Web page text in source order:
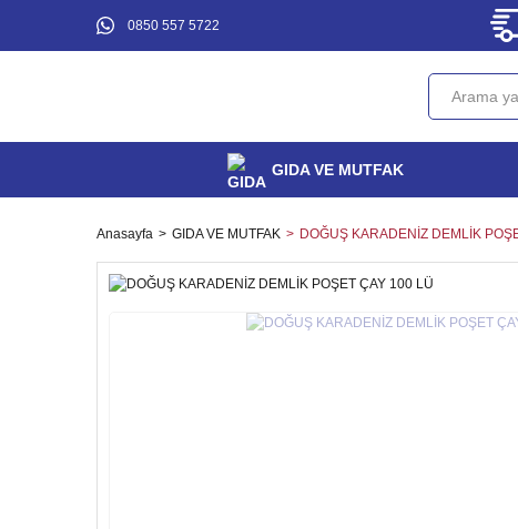
0850 557 5722
GIDA VE MUTFAK
Anasayfa GIDA VE MUTFAK DOĞUŞ KARADENİZ DEMLİK